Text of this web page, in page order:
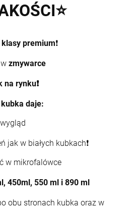
wiele wzorów
KOSZYKA
⭐
klasy premium❗
zmywarce
rynku❗
daje:
jak w białych kubkach❗
w mikrofalówce
450ml, 550 ml i 890 ml
obu stronach kubka oraz w